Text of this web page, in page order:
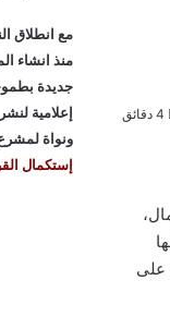
على
مع انطلاق
جديدة
إعلامية
ونواة
إستكمال